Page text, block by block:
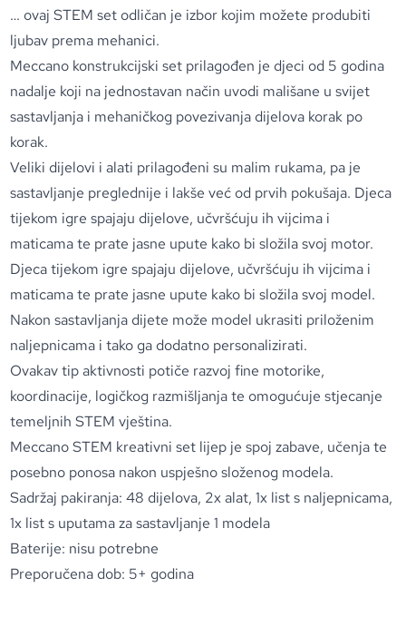
… ovaj STEM set odličan je izbor kojim možete produbiti
ljubav prema mehanici.
Meccano konstrukcijski set prilagođen je djeci od 5 godina
nadalje koji na jednostavan način uvodi mališane u svijet
sastavljanja i mehaničkog povezivanja dijelova korak po
korak.
Veliki dijelovi i alati prilagođeni su malim rukama, pa je
sastavljanje preglednije i lakše već od prvih pokušaja. Djeca
tijekom igre spajaju dijelove, učvršćuju ih vijcima i
maticama te prate jasne upute kako bi složila svoj motor.
Djeca tijekom igre spajaju dijelove, učvršćuju ih vijcima i
maticama te prate jasne upute kako bi složila svoj model.
Nakon sastavljanja dijete može model ukrasiti priloženim
naljepnicama i tako ga dodatno personalizirati.
Ovakav tip aktivnosti potiče razvoj fine motorike,
koordinacije, logičkog razmišljanja te omogućuje stjecanje
temeljnih STEM vještina.
Meccano STEM kreativni set lijep je spoj zabave, učenja te
posebno ponosa nakon uspješno složenog modela.
Sadržaj pakiranja: 48 dijelova, 2x alat, 1x list s naljepnicama,
1x list s uputama za sastavljanje 1 modela
Baterije: nisu potrebne
Preporučena dob: 5+ godina